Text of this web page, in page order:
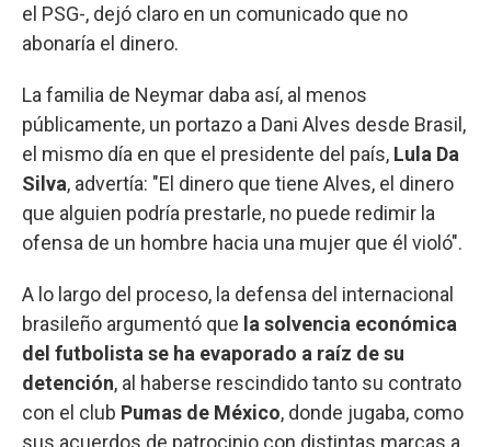
el PSG-, dejó claro en un comunicado que no
abonaría el dinero.
La familia de Neymar daba así, al menos
públicamente, un portazo a Dani Alves desde Brasil,
el mismo día en que el presidente del país, Lula Da
Silva, advertía: "El dinero que tiene Alves, el dinero
que alguien podría prestarle, no puede redimir la
ofensa de un hombre hacia una mujer que él violó".
A lo largo del proceso, la defensa del internacional
brasileño argumentó que la solvencia económica
del futbolista se ha evaporado a raíz de su
detención, al haberse rescindido tanto su contrato
con el club Pumas de México, donde jugaba, como
sus acuerdos de patrocinio con distintas marcas a